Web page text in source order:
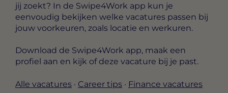
jij zoekt? In de Swipe4Work app kun je
eenvoudig bekijken welke vacatures passen bij
jouw voorkeuren, zoals locatie en werkuren.
Download de Swipe4Work app, maak een
profiel aan en kijk of deze vacature bij je past.
Alle vacatures · Career tips · Finance vacatures